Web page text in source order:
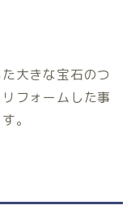
大きな宝石のつ
フォームした事
。